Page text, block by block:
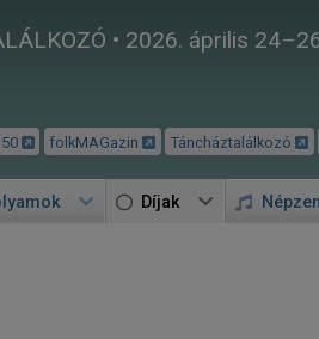
• 2026. április
folkMAGazin Táncháztalálkozó
Díjak